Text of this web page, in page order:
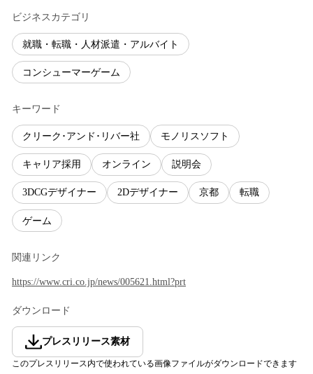
ビジネスカテゴリ
就職・転職・人材派遣・アルバイト
コンシューマーゲーム
キーワード
クリーク･アンド･リバー社 モノリスソフト
キャリア採用 オンライン 説明会
3DCGデザイナー 2Dデザイナー 京都 転職
ゲーム
関連リンク
https://www.cri.co.jp/news/005621.html?prt
ダウンロード
プレスリリース素材
このプレスリリース内で使われている画像ファイルがダウンロードできます